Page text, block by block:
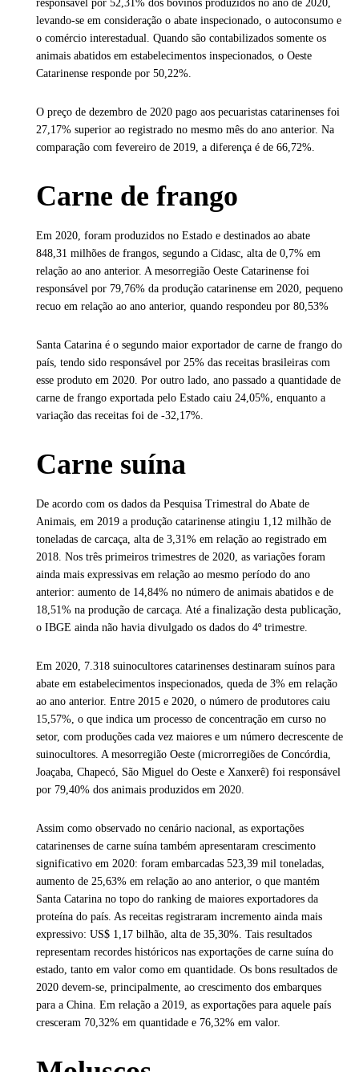
responsável por 52,31% dos bovinos produzidos no ano de 2020,
levando-se em consideração o abate inspecionado, o autoconsumo e
o comércio interestadual. Quando são contabilizados somente os
animais abatidos em estabelecimentos inspecionados, o Oeste
Catarinense responde por 50,22%.
O preço de dezembro de 2020 pago aos pecuaristas catarinenses foi
27,17% superior ao registrado no mesmo mês do ano anterior. Na
comparação com fevereiro de 2019, a diferença é de 66,72%.
Carne de frango
Em 2020, foram produzidos no Estado e destinados ao abate
848,31 milhões de frangos, segundo a Cidasc, alta de 0,7% em
relação ao ano anterior. A mesorregião Oeste Catarinense foi
responsável por 79,76% da produção catarinense em 2020, pequeno
recuo em relação ao ano anterior, quando respondeu por 80,53%
Santa Catarina é o segundo maior exportador de carne de frango do
país, tendo sido responsável por 25% das receitas brasileiras com
esse produto em 2020. Por outro lado, ano passado a quantidade de
carne de frango exportada pelo Estado caiu 24,05%, enquanto a
variação das receitas foi de -32,17%.
Carne suína
De acordo com os dados da Pesquisa Trimestral do Abate de
Animais, em 2019 a produção catarinense atingiu 1,12 milhão de
toneladas de carcaça, alta de 3,31% em relação ao registrado em
2018. Nos três primeiros trimestres de 2020, as variações foram
ainda mais expressivas em relação ao mesmo período do ano
anterior: aumento de 14,84% no número de animais abatidos e de
18,51% na produção de carcaça. Até a finalização desta publicação,
o IBGE ainda não havia divulgado os dados do 4º trimestre.
Em 2020, 7.318 suinocultores catarinenses destinaram suínos para
abate em estabelecimentos inspecionados, queda de 3% em relação
ao ano anterior. Entre 2015 e 2020, o número de produtores caiu
15,57%, o que indica um processo de concentração em curso no
setor, com produções cada vez maiores e um número decrescente de
suinocultores. A mesorregião Oeste (microrregiões de Concórdia,
Joaçaba, Chapecó, São Miguel do Oeste e Xanxerê) foi responsável
por 79,40% dos animais produzidos em 2020.
Assim como observado no cenário nacional, as exportações
catarinenses de carne suína também apresentaram crescimento
significativo em 2020: foram embarcadas 523,39 mil toneladas,
aumento de 25,63% em relação ao ano anterior, o que mantém
Santa Catarina no topo do ranking de maiores exportadores da
proteína do país. As receitas registraram incremento ainda mais
expressivo: US$ 1,17 bilhão, alta de 35,30%. Tais resultados
representam recordes históricos nas exportações de carne suína do
estado, tanto em valor como em quantidade. Os bons resultados de
2020 devem-se, principalmente, ao crescimento dos embarques
para a China. Em relação a 2019, as exportações para aquele país
cresceram 70,32% em quantidade e 76,32% em valor.